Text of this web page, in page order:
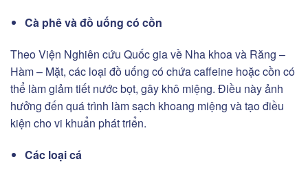
Cà phê và đồ uống có cồn
Theo Viện Nghiên cứu Quốc gia về Nha khoa và Răng –
Hàm – Mặt, các loại đồ uống có chứa caffeine hoặc cồn có
thể làm giảm tiết nước bọt, gây khô miệng. Điều này ảnh
hưởng đến quá trình làm sạch khoang miệng và tạo điều
kiện cho vi khuẩn phát triển.
Các loại cá